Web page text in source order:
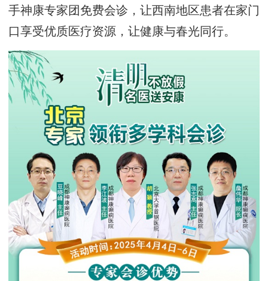
手神康专家团免费会诊，让西南地区患者在家门
口享受优质医疗资源，让健康与春光同行。